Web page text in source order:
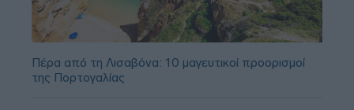
Πέρα από τη Λισαβόνα: 10 μαγευτικοί προορισμοί
της Πορτογαλίας